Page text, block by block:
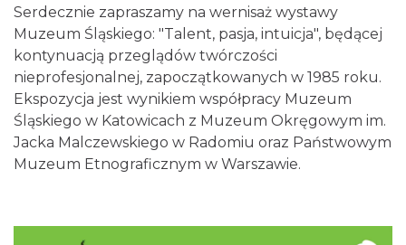
44. Rawa Blues Festival
Katowice
2026-10-03
0.35 km
Serdecznie zapraszamy na wernisaż wystawy
Muzeum Śląskiego: "Talent, pasja, intuicja", będącej
kontynuacją przeglądów twórczości
nieprofesjonalnej, zapoczątkowanych w 1985 roku.
Ekspozycja jest wynikiem współpracy Muzeum
Śląskiego w Katowicach z Muzeum Okręgowym im.
Jacka Malczewskiego w Radomiu oraz Państwowym
Muzeum Etnograficznym w Warszawie.